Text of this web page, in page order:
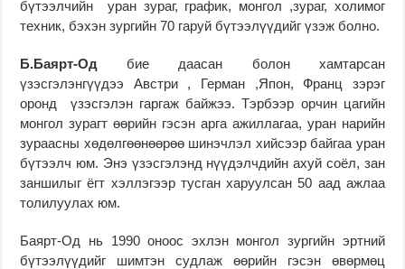
бүтээлчийн уран зураг, график, монгол ,зураг, холимог
техник, бэхэн зургийн 70 гаруй бүтээлүүдийг үзэж болно.
Б.Баярт-Од бие даасан болон хамтарсан
үзэсгэлэнгүүдээ Австри , Герман ,Япон, Франц зэрэг
оронд үзэсгэлэн гаргаж байжээ. Тэрбээр орчин цагийн
монгол зурагт өөрийн гэсэн арга ажиллагаа, уран нарийн
зураасны хөдөлгөөнөөрөө шинэчлэл хийсээр байгаа уран
бүтээлч юм. Энэ үзэсгэлэнд нүүдэлчдийн ахуй соёл, зан
заншилыг ёгт хэллэгээр тусган харуулсан 50 аад ажлаа
толилуулах юм.
Баярт-Од нь 1990 оноос эхлэн монгол зургийн эртний
бүтээлүүдийг шимтэн судлаж өөрийн гэсэн өвөрмөц